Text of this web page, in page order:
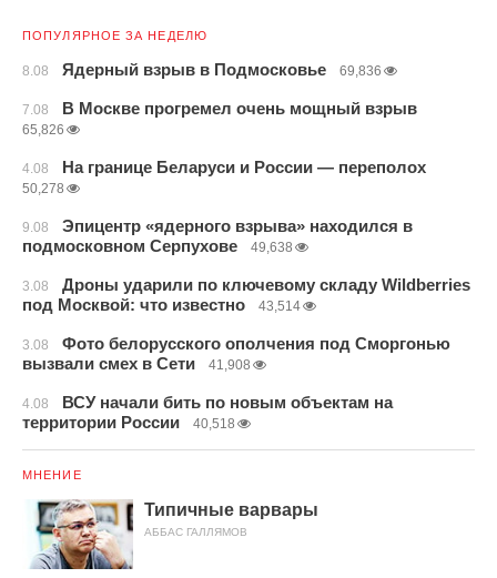
ПОПУЛЯРНОЕ ЗА НЕДЕЛЮ
8.08 Ядерный взрыв в Подмосковье 69,836
7.08 В Москве прогремел очень мощный взрыв
65,826
4.08 На границе Беларуси и России — переполох
50,278
9.08
Эпицентр «ядерного взрыва» находился в
подмосковном Серпухове
49,638
3.08
Дроны ударили по ключевому складу Wildberries
под Москвой: что известно
43,514
3.08
Фото белорусского ополчения под Сморгонью
вызвали смех в Сети
41,908
4.08
ВСУ начали бить по новым объектам на
территории России
40,518
МНЕНИЕ
Типичные варвары
АББАС ГАЛЛЯМОВ